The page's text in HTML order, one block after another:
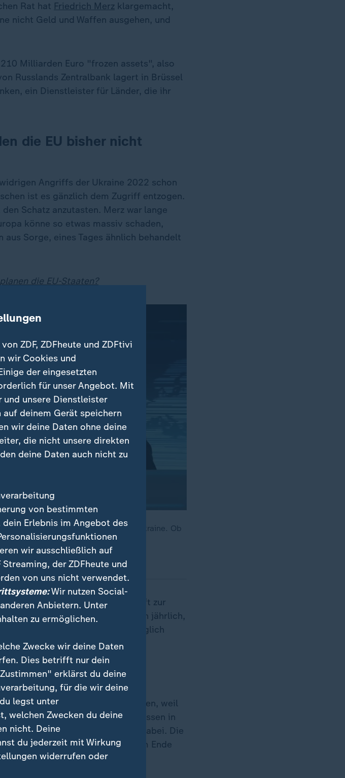
Rat hat Friedrich Merz klargemacht,
nicht Geld und Waffen ausgehen, und
Milliarden Euro "frozen assets", also
Russlands Zentralbank lagert in Brüssel
ein Dienstleister für Länder, die ihr
die EU bisher nicht
Angriffs der Ukraine 2022 schon
ist es gänzlich dem Zugriff entzogen.
Schatz anzutasten. Merz war lange
könne so etwas massiv schaden,
Sorge, eines Tages ähnlich behandelt
die EU-Staaten?
Gelder zur Unterstützung der Ukraine. Ob
berichtet Ulf Röller aus Brüssel.
nur die Zinsen abgeschöpft zur
Ukraine; drei bis vier Milliarden jährlich,
das eigentliche Vermögen zugänglich
Regierungschef.
den König Norwegens sitzen lassen, weil
Bart De Wever zum Abendessen in
Ursula von der Leyen war mit dabei. Die
nehmen, dass sein Belgien am Ende
gestattet, das russische
ZDF, ZDFheute und ZDFtivi
wir Cookies und
der eingesetzten
für unser Angebot. Mit
unsere Dienstleister
deinem Gerät speichern
wir deine Daten ohne deine
die nicht unsere direkten
deine Daten auch nicht zu
von bestimmten
Erlebnis im Angebot des
wir ausschließlich auf
der ZDFheute und
von uns nicht verwendet.
Wir nutzen Social-
Anbietern. Unter
zu ermöglichen.
Zwecke wir deine Daten
Dies betrifft nur dein
erklärst du deine
für die wir deine
legst unter
welchen Zwecken du deine
nicht. Deine
du jederzeit mit Wirkung
widerrufen oder